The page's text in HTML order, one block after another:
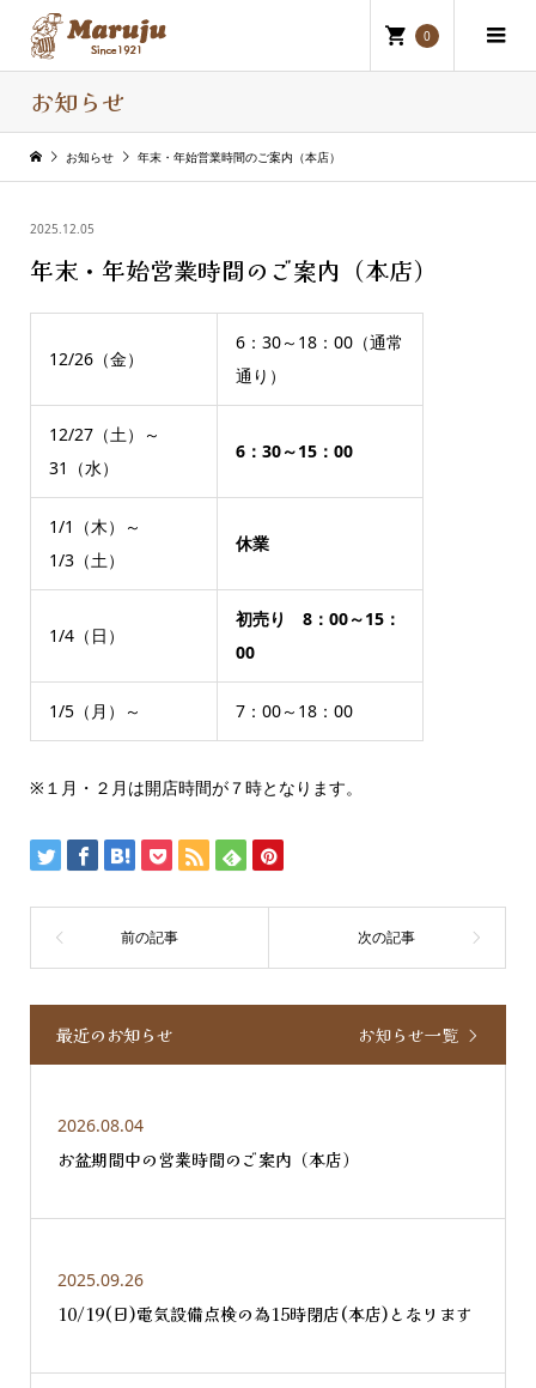
0
お知らせ
お知らせ 年末・年始営業時間のご案内（本店）
2025.12.05
年末・年始営業時間のご案内（本店）
12/26（金）
6：30～18：00（通常
通り）
12/27（土）～
31（水）
6：30～15：00
1/1（木）～
1/3（土）
休業
1/4（日）
初売り 8：00～15：
00
1/5（月）～ 7：00～18：00
※１月・２月は開店時間が７時となります。
最近のお知らせ お知らせ一覧
2026.08.04
お盆期間中の営業時間のご案内（本店）
2025.09.26
10/19(日)電気設備点検の為15時閉店(本店)となります